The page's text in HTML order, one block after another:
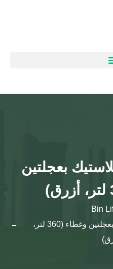
بعجلتين
Bin
صندوق قمامة بلاستيك بعجلتين وغطاء (360 لتر،